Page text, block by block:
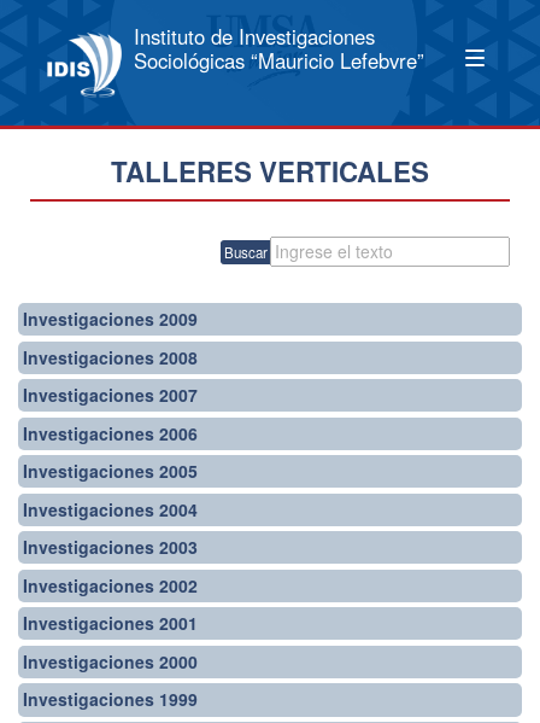
Instituto de Investigaciones
Sociológicas “Mauricio Lefebvre”
TALLERES VERTICALES
Buscar
Investigaciones 2009
Investigaciones 2008
Investigaciones 2007
Investigaciones 2006
Investigaciones 2005
Investigaciones 2004
Investigaciones 2003
Investigaciones 2002
Investigaciones 2001
Investigaciones 2000
Investigaciones 1999